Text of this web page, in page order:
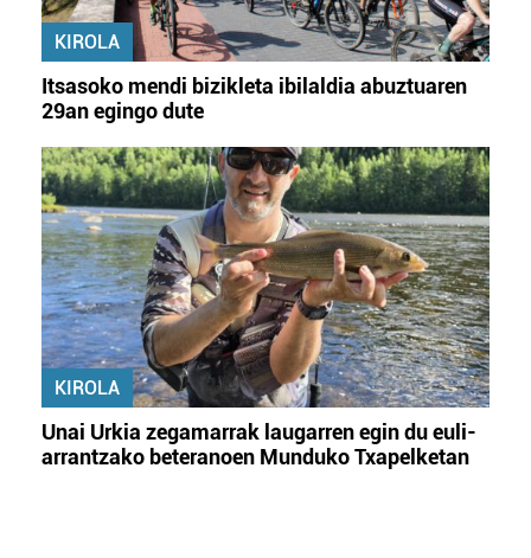
KIROLA
Itsasoko mendi bizikleta ibilaldia abuztuaren
29an egingo dute
KIROLA
Unai Urkia zegamarrak laugarren egin du euli-
arrantzako beteranoen Munduko Txapelketan